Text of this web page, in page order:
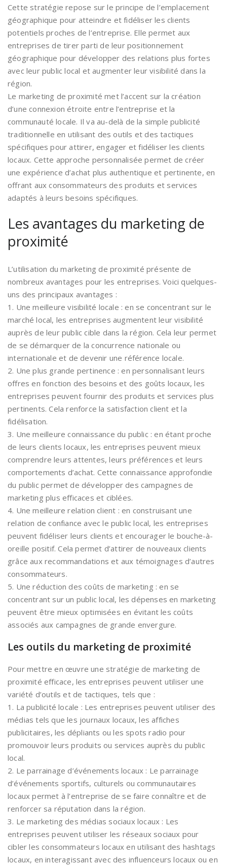
Cette stratégie repose sur le principe de l’emplacement
géographique pour atteindre et fidéliser les clients
potentiels proches de l’entreprise. Elle permet aux
entreprises de tirer parti de leur positionnement
géographique pour développer des relations plus fortes
avec leur public local et augmenter leur visibilité dans la
région.
Le marketing de proximité met l’accent sur la création
d’une connexion étroite entre l’entreprise et la
communauté locale. Il va au-delà de la simple publicité
traditionnelle en utilisant des outils et des tactiques
spécifiques pour attirer, engager et fidéliser les clients
locaux. Cette approche personnalisée permet de créer
une expérience d’achat plus authentique et pertinente, en
offrant aux consommateurs des produits et services
adaptés à leurs besoins spécifiques.
Les avantages du marketing de
proximité
L’utilisation du marketing de proximité présente de
nombreux avantages pour les entreprises. Voici quelques-
uns des principaux avantages :
1. Une meilleure visibilité locale : en se concentrant sur le
marché local, les entreprises augmentent leur visibilité
auprès de leur public cible dans la région. Cela leur permet
de se démarquer de la concurrence nationale ou
internationale et de devenir une référence locale.
2. Une plus grande pertinence : en personnalisant leurs
offres en fonction des besoins et des goûts locaux, les
entreprises peuvent fournir des produits et services plus
pertinents. Cela renforce la satisfaction client et la
fidélisation.
3. Une meilleure connaissance du public : en étant proche
de leurs clients locaux, les entreprises peuvent mieux
comprendre leurs attentes, leurs préférences et leurs
comportements d’achat. Cette connaissance approfondie
du public permet de développer des campagnes de
marketing plus efficaces et ciblées.
4. Une meilleure relation client : en construisant une
relation de confiance avec le public local, les entreprises
peuvent fidéliser leurs clients et encourager le bouche-à-
oreille positif. Cela permet d’attirer de nouveaux clients
grâce aux recommandations et aux témoignages d’autres
consommateurs.
5. Une réduction des coûts de marketing : en se
concentrant sur un public local, les dépenses en marketing
peuvent être mieux optimisées en évitant les coûts
associés aux campagnes de grande envergure.
Les outils du marketing de proximité
Pour mettre en œuvre une stratégie de marketing de
proximité efficace, les entreprises peuvent utiliser une
variété d’outils et de tactiques, tels que :
1. La publicité locale : Les entreprises peuvent utiliser des
médias tels que les journaux locaux, les affiches
publicitaires, les dépliants ou les spots radio pour
promouvoir leurs produits ou services auprès du public
local.
2. Le parrainage d’événements locaux : Le parrainage
d’événements sportifs, culturels ou communautaires
locaux permet à l’entreprise de se faire connaître et de
renforcer sa réputation dans la région.
3. Le marketing des médias sociaux locaux : Les
entreprises peuvent utiliser les réseaux sociaux pour
cibler les consommateurs locaux en utilisant des hashtags
locaux, en interagissant avec des influenceurs locaux ou en